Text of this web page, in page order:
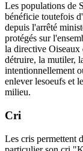
Les populations de
bénéficie toutefois
depuis l'arrêté
protégés sur
la directive Oiseaux
détruire, la mutiler,
intentionnellement
enlever lesoeufs et
milieu.
Cri
Les cris permettent